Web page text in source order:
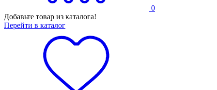
0
Добавьте товар из каталога!
Перейти в каталог